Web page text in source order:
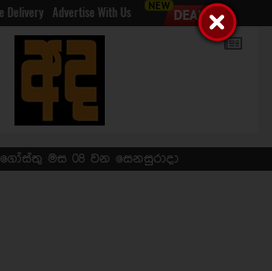
Delivery Advertise With Us
මස 08 වන සෙනසුරාදා